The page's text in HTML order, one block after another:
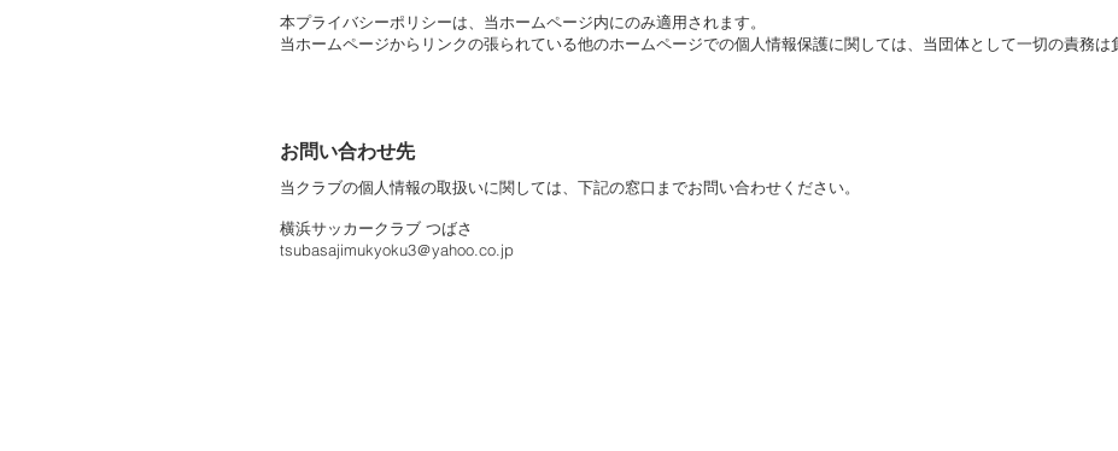
本プライバシーポリシーは、当ホームページ内にのみ適用されます。
当ホームページからリンクの張られている他のホームページでの個人情報保護に関しては、当団体として一切の責務は
お問い合わせ先
当クラブの個人情報の取扱いに関しては、下記の窓口までお問い合わせください。
横浜サッカークラブ つばさ
tsubasajimukyoku3＠yahoo.co.jp